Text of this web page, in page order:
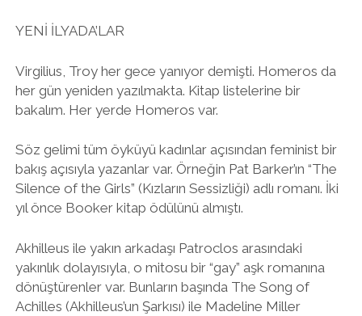
YENİ İLYADA’LAR
Virgilius, Troy her gece yanıyor demişti. Homeros da
her gün yeniden yazılmakta. Kitap listelerine bir
bakalım. Her yerde Homeros var.
Söz gelimi tüm öyküyü kadınlar açısından feminist bir
bakış açısıyla yazanlar var. Örneğin Pat Barker’ın “The
Silence of the Girls” (Kızların Sessizliği) adlı romanı. İki
yıl önce Booker kitap ödülünü almıştı.
Akhilleus ile yakın arkadaşı Patroclos arasındaki
yakınlık dolayısıyla, o mitosu bir “gay” aşk romanına
dönüştürenler var. Bunların başında The Song of
Achilles (Akhilleus’un Şarkısı) ile Madeline Miller